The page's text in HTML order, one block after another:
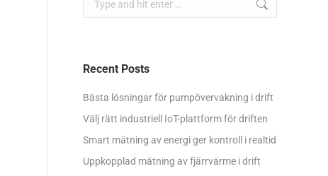
Recent Posts
Bästa lösningar för pumpövervakning i drift
Välj rätt industriell IoT-plattform för driften
Smart mätning av energi ger kontroll i realtid
Uppkopplad mätning av fjärrvärme i drift